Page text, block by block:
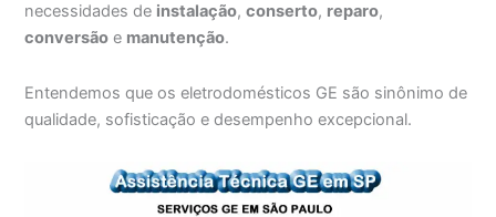
necessidades de instalação,conserto, reparo,
conversão e manutenção.
Entendemos que os eletrodomésticos GE são sinônimo de
qualidade, sofisticação e desempenho excepcional.